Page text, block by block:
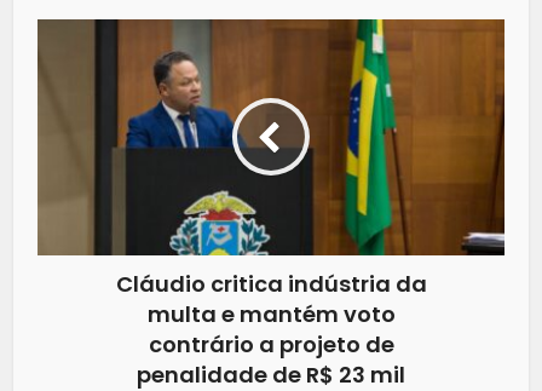
Cláudio critica indústria da
multa e mantém voto
contrário a projeto de
penalidade de R$ 23 mil